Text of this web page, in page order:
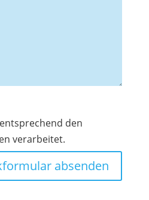
den
verarbeitet.
absenden